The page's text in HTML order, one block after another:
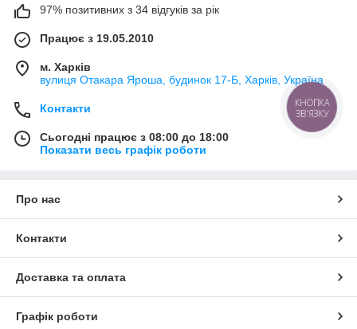
97% позитивних з 34 відгуків за рік
Працює з 19.05.2010
м. Харків
вулиця Отакара Яроша, будинок 17-Б, Харків, Україна
Контакти
Сьогодні працює з 08:00 до 18:00
Показати весь графік роботи
Про нас
Контакти
Доставка та оплата
Графік роботи
КНОПКА
ЗВ'ЯЗКУ